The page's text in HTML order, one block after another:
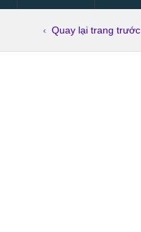
Quay lại trang trước